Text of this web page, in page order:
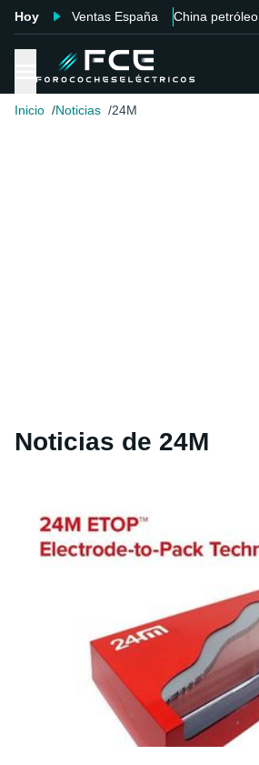
Hoy Ventas España China petróleo
Inicio Noticias 24M
Noticias de 24M